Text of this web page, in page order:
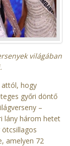
világában
attól, hogy
győri döntő
–
lány három hetet
amelyen 72